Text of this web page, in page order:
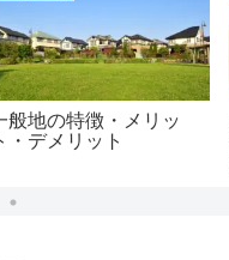
般地の特徴・メリッ
・デメリット